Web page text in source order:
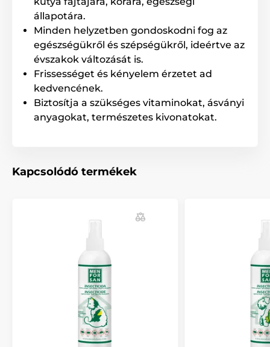
A termék hátrányai:
Nincs
A csomag tartalma:
Menforsan parazitaellenes spray bolhák és
kullancsok ellen kutyáknak, margózból, 250ml
Megjegyzés: A kép csak illusztráció.
A termék a következő kategóriákba sorolt
Táplálék és felszerelés
Parazitaellenes készítmények
Rovarriasztó, spray
állapotára.
Minden helyzetben gondoskodni fog az
egészségükről és szépségükről, ideértve az
évszakok változását is.
Frissességet és kényelem érzetet ad
kedvencének.
Biztosítja a szükséges vitaminokat, ásványi
anyagokat, természetes kivonatokat.
Kapcsolódó termékek